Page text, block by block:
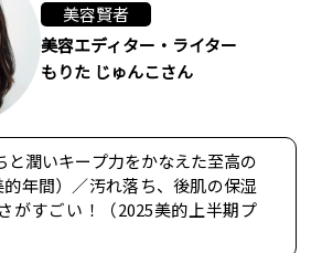
美容賢者
美容エディター・ライター
もりた じゅんこさん
と潤いキープ力をかなえた至高の
的年間）／汚れ落ち、後肌の保湿
がすごい！（2025美的上半期プ